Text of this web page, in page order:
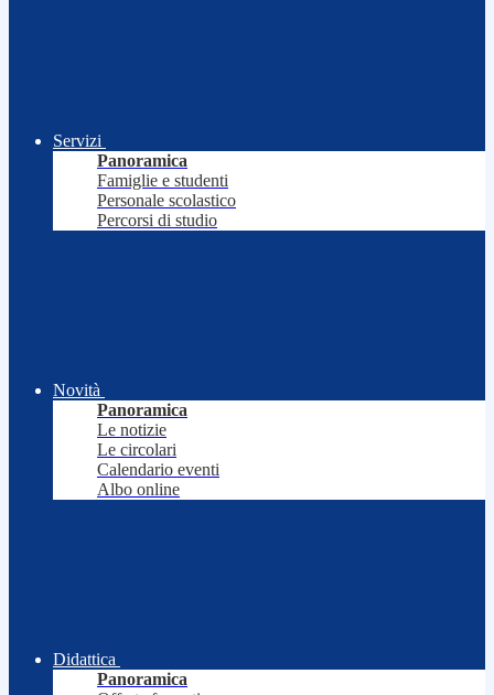
Servizi
Panoramica
Famiglie e studenti
Personale scolastico
Percorsi di studio
Novità
Panoramica
Le notizie
Le circolari
Calendario eventi
Albo online
Didattica
Panoramica